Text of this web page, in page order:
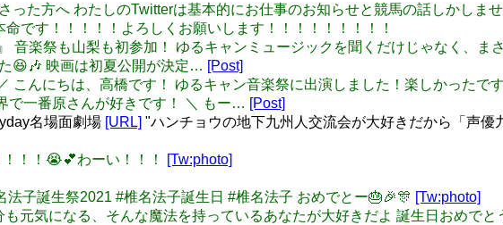
った方へ わたしのTwitterは基本的にお仕事のお知らせと競馬の話しかしませ
です！！！！！よろしくお願いします！！！！！！！！！
音楽祭も山梨も初参加！ ゆるキャンミュージックを聞くだけじゃなく、ま
😆🎶 映画は初夏公開が決定… [Post]
こんにちは、高橋です！ ゆるキャン音楽祭に出演しました！楽しかったで
で一番原さんが好きです！ ＼ もー… [Post]
名場面劇場 [URL] "ハンチョウの地下九州人交流会が大好きだから「声優
！！😭💕わーい！！！ [Tw:photo]
子誕生祭2021 #椎名法子誕生日 #椎名法子 おめでとー🎂🎉🎊 [Tw:photo]
元気になる、そんな魔法を持っているあなたが大好きだよ 誕生日おめで